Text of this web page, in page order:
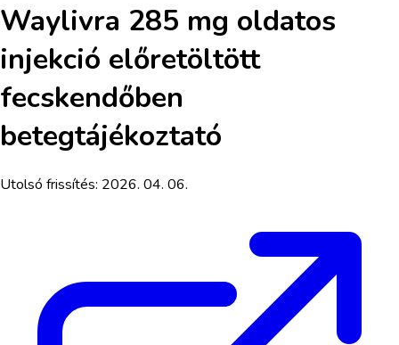
Waylivra 285 mg oldatos
injekció előretöltött
fecskendőben
betegtájékoztató
Utolsó frissítés: 2026. 04. 06.